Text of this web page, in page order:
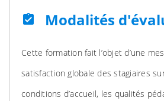
assignment_turned_in Modalités
Cette formation fait l’objet d’une
satisfaction globale des stagiaires
conditions d’accueil, les qualités